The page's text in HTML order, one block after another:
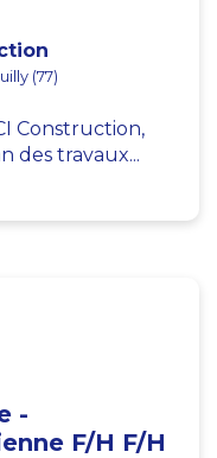
(77)
Construction,
des travaux...
-
F/H F/H